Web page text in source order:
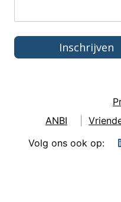
Inschrijven
ANBI
Volg ons ook op: